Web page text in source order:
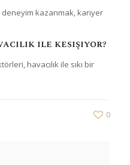
kazanmak, kariyer
ile kesişiyor?
havacılık ile sıkı bir
0